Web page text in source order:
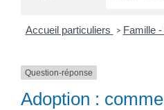
Accueil particuliers > Famille
Question-réponse
Adoption :